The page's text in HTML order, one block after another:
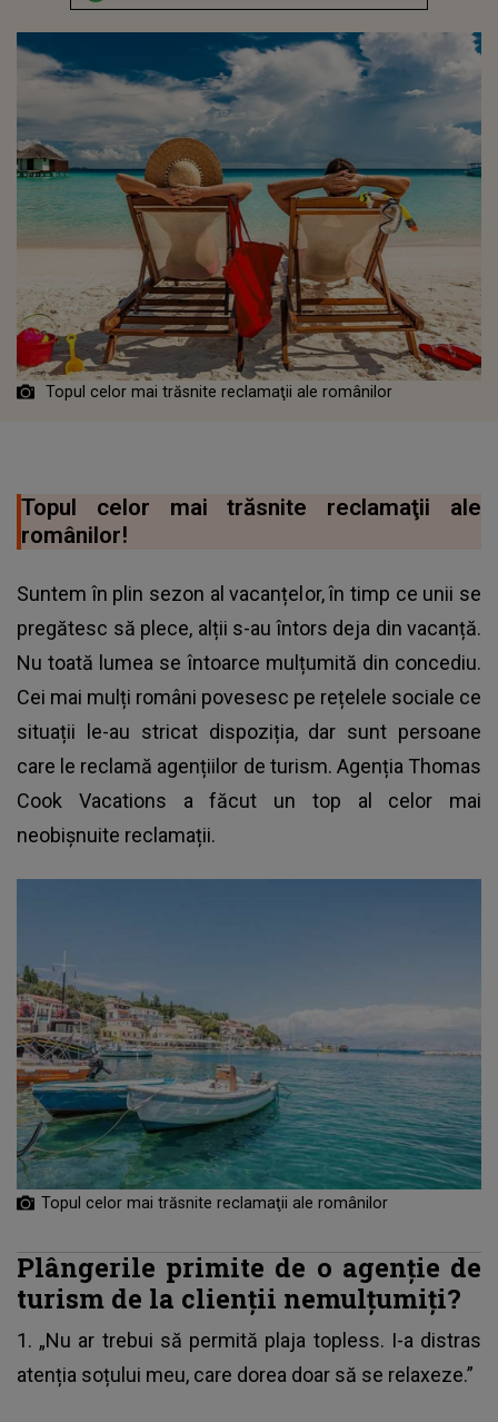
Topul celor mai trăsnite reclamaţii ale românilor
Topul celor mai trăsnite reclamaţii ale
românilor!
Suntem în plin sezon al vacanțelor, în timp ce unii se
pregătesc să plece, alții s-au întors deja din vacanță.
Nu toată lumea se întoarce mulțumită din concediu.
Cei mai mulți români povesesc pe rețelele sociale ce
situații le-au stricat dispoziția, dar sunt persoane
care le reclamă agențiilor de turism. Agenția Thomas
Cook Vacations a făcut un top al celor mai
neobișnuite reclamații.
Topul celor mai trăsnite reclamaţii ale românilor
Plângerile primite de o agenție de
turism de la clienții nemulțumiți?
1. „Nu ar trebui să permită plaja topless. I-a distras
atenția soțului meu, care dorea doar să se relaxeze.”